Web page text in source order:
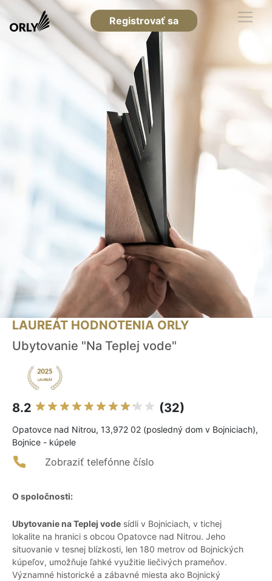
Registrovať sa
LAUREÁT HODNOTENIA ORLY
Ubytovanie "Na Teplej vode"
8.2 (32)
Opatovce nad Nitrou, 13,972 02 (posledný dom v Bojniciach),
Bojnice - kúpele
Zobraziť telefónne číslo
O spoločnosti:
Ubytovanie na Teplej vode sídli v Bojniciach, v tichej
lokalite na hranici s obcou Opatovce nad Nitrou. Jeho
situovanie v tesnej blízkosti, len 180 metrov od Bojnických
kúpeľov, umožňuje ľahké využitie liečivých prameňov.
Významné historické a zábavné miesta ako Bojnický